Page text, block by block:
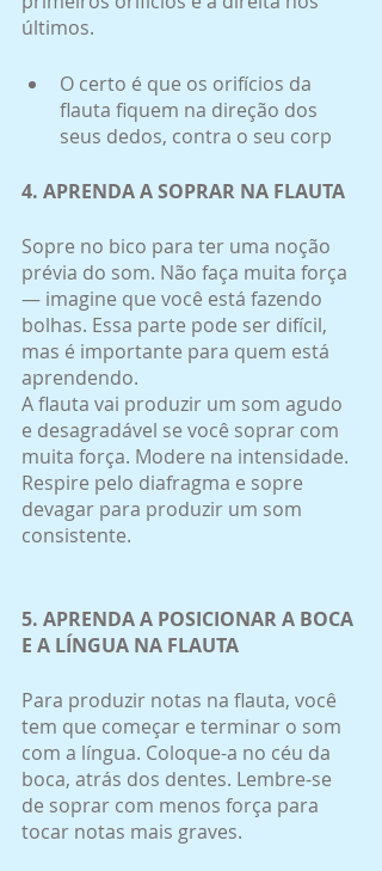
últimos.
O certo é que os orifícios da
flauta fiquem na direção dos
seus dedos, contra o seu corp
4. APRENDA A SOPRAR NA FLAUTA
Sopre no bico para ter uma noção
prévia do som. Não faça muita força
— imagine que você está fazendo
bolhas. Essa parte pode ser difícil,
mas é importante para quem está
aprendendo.
A flauta vai produzir um som agudo
e desagradável se você soprar com
muita força. Modere na intensidade.
Respire pelo diafragma e sopre
devagar para produzir um som
consistente.
5. APRENDA A POSICIONAR A BOCA
E A LÍNGUA NA FLAUTA
Para produzir notas na flauta, você
tem que começar e terminar o som
com a língua. Coloque-a no céu da
boca, atrás dos dentes. Lembre-se
de soprar com menos força para
tocar notas mais graves.